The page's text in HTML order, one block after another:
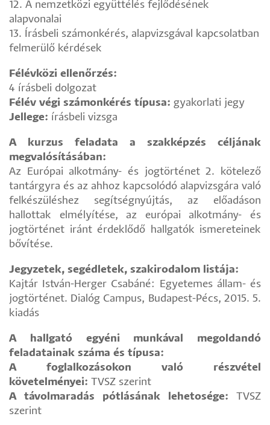
12. A nemzetközi együttélés fejlődésének
alapvonalai
13. Írásbeli számonkérés, alapvizsgával kapcsolatban
felmerülő kérdések
Félévközi ellenőrzés:
4 írásbeli dolgozat
Félév végi számonkérés típusa: gyakorlati jegy
Jellege: írásbeli vizsga
A kurzus feladata a szakképzés céljának
megvalósításában:
Az Európai alkotmány- és jogtörténet 2. kötelező
tantárgyra és az ahhoz kapcsolódó alapvizsgára való
felkészüléshez segítségnyújtás, az előadáson
hallottak elmélyítése, az európai alkotmány- és
jogtörténet iránt érdeklődő hallgatók ismereteinek
bővítése.
Jegyzetek, segédletek, szakirodalom listája:
Kajtár István-Herger Csabáné: Egyetemes állam- és
jogtörténet. Dialóg Campus, Budapest-Pécs, 2015. 5.
kiadás
A hallgató egyéni munkával megoldandó
feladatainak száma és típusa:
A foglalkozásokon való részvétel
követelményei: TVSZ szerint
A távolmaradás pótlásának lehetosége: TVSZ
szerint